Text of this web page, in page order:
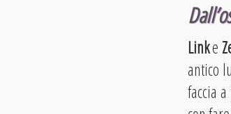
Linke
antico
faccia